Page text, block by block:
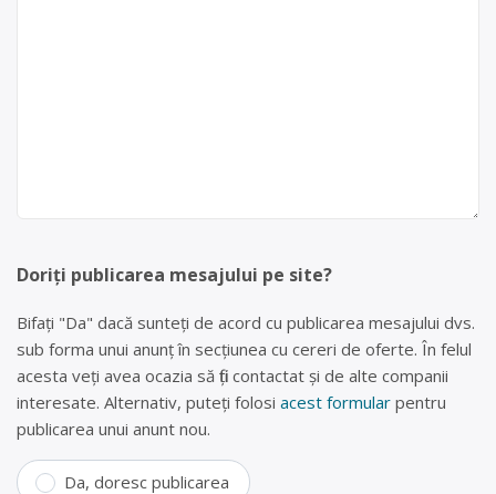
Doriți publicarea mesajului pe site?
Bifați "Da" dacă sunteți de acord cu publicarea mesajului dvs.
sub forma unui anunț în secțiunea cu cereri de oferte. În felul
acesta veți avea ocazia să fiți contactat și de alte companii
interesate. Alternativ, puteți folosi acest formular pentru
publicarea unui anunt nou.
Da, doresc publicarea